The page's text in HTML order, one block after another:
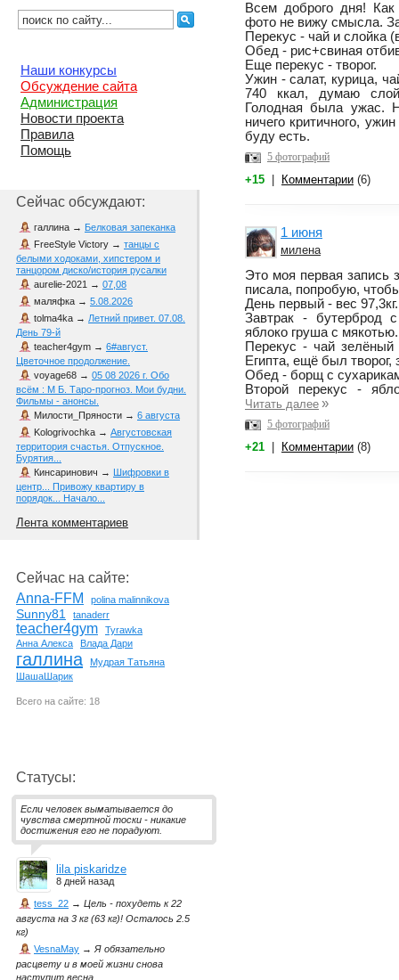
Всем доброго дня!
фото не вижу смысла.
Перекус - чай и слойка
Обед - рис+свиная
Еще перекус - творог.
Ужин - салат, курица,
740 ккал, думаю
Голодная была ужас.
ничего критичного,
буду есть.
5 фотографий
+15 Комментарии (6)
1 июня
милена
Это моя первая запись
писала, попробую,
День первый - вес 97,3кг.
Завтрак - бутерброд
яблоко груша с мякотью.
Перекус - чай
Египта, ещё был
Обед - борщ с
Второй перекус -
Читать далее »
5 фотографий
+21 Комментарии (8)
Наши конкурсы
Обсуждение сайта
Администрация
Новости проекта
Правила
Помощь
Сейчас обсуждают:
галлина → Белковая запеканка
FreeStyle Victory → танцы с
белыми ходоками, хипстером и
танцором диско/история русалки
aurelie-2021 → 07,08
маляфка → 5.08.2026
tolma4ka → Летний привет. 07.08.
День 79-й
teacher4gym → 6#август.
Цветочное продолжение.
voyage68 → 05 08 2026 г. Обо
всём : М Б. Таро-прогноз. Мои будни.
Фильмы - анонсы.
Милости_Пряности → 6 августа
Kologrivochka → Августовская
территория счастья. Отпускное.
Бурятия...
Кинсаринович → Шифровки в
центр... Привожу квартиру в
порядок... Начало...
Лента комментариев
Сейчас на сайте:
Anna-FFM
polina malinnikova
Sunny81 tanaderr
teacher4gym
Tyrawka
Анна Алекса
Влада Дари
галлина
Мудрая Татьяна
ШашаШарик
Всего на сайте: 18
Статусы:
Если человек выматывается до
чувства смертной тоски - никакие
достижения его не порадуют.
lila piskaridze
8 дней назад
tess_22 → Цель - похудеть к 22
августа на 3 кг (63 кг)! Осталось 2.5
кг)
VesnaMay →Я обязательно
расцвету и в моей жизни снова
наступит весна.